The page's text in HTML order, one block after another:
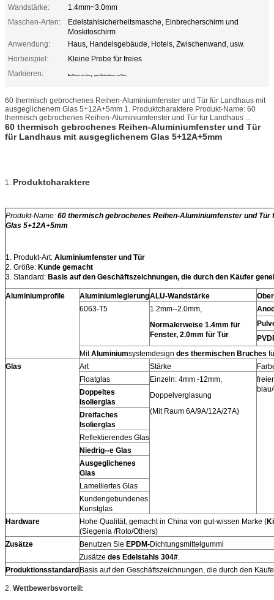
Wandstärke:
1.4mm~3.0mm
Maschen-Arten:
Edelstahlsicherheitsmasche, Einbrecherschirm und
Moskitoschirm
Anwendung:
Haus, Handelsgebäude, Hotels, Zwischenwand, usw.
Hörbeispiel:
Kleine Probe für freies
Markieren:
Metallfenster und -türen , graue Aluminiumfenster und Türen
60 thermisch gebrochenes Reihen-Aluminiumfenster und Tür für Landhaus mit
ausgeglichenem Glas 5+12A+5mm 1. Produktcharaktere Produkt-Name: 60
thermisch gebrochenes Reihen-Aluminiumfenster und Tür für Landhaus ...
60 thermisch gebrochenes Reihen-Aluminiumfenster und Tür
für Landhaus mit ausgeglichenem Glas 5+12A+5mm
1. Produktcharaktere
Produkt-Name: 60 thermisch gebrochenes Reihen-Aluminiumfenster und
Glas 5+12A+5mm
1. Produkt-Art: Aluminiumfenster und Tür
2. Größe: Kunde gemacht
3. Standard: Basis auf den Geschäftszeichnungen, die durch den Käufer
Aluminiumprofile AluminiumlegierungALU-Wandstärke
6063-T5
1.2mm--2.0mm,
Normalerweise 1.4mm für
Fenster, 2.0mm für Tür
MitAluminiumsystemdesign des thermischen Bruches
Glas
Art Stärke
Floatglas
Einzeln: 4mm -12mm,
Doppelverglasung
(Mit Raum 6A/9A/12A/27A)
Doppeltes
Isolierglas
Dreifaches
Isolierglas
Reflektierendes Glas
Niedrig--e Glas
Ausgeglichenes
Glas
Lamelliertes Glas
Kundengebundenes
Kunstglas
Hardware
Hohe Qualität, gemacht in China von gut-wissen Marke (
(Siegenia /Roto/Others)
Zusätze
Benutzen Sie EPDM-Dichtungsmittelgummi
Zusätze des Edelstahls 304#.
ProduktionsstandardBasis auf den Geschäftszeichnungen, die durch den
2. Wettbewerbsvorteil: